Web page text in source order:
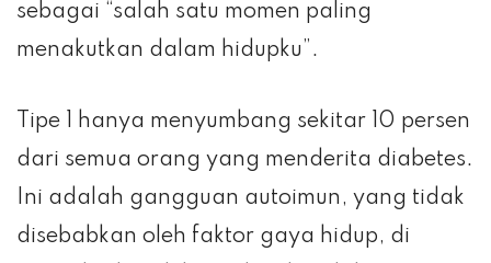
sebagai “salah satu momen paling
menakutkan dalam hidupku”.
Tipe 1 hanya menyumbang sekitar 10 persen
dari semua orang yang menderita diabetes.
Ini adalah gangguan autoimun, yang tidak
disebabkan oleh faktor gaya hidup, di